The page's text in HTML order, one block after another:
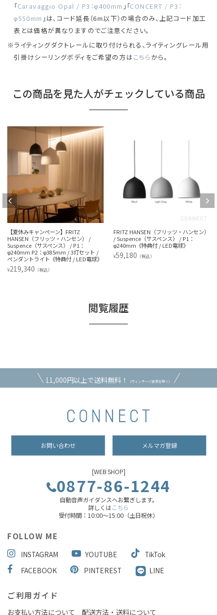
「Caravaggio Opal / P3：φ400mm 」「CONCERT / P3：
φ550mm 」 は、コード延長（6m以下）の場合のみ、上記コード加工
表とは価格が異なりますのでご注意ください。
ライティングダクトレールに取り付けられる、ライティングレール用
引掛けシーリングボディをご希望の方はこちら から。
この商品を見た人がチェックしている商品
【夏休みキャンペーン】FRITZ
HANSEN（フリッツ・ハンセン） /
Suspence（サスペンス） / P1：
φ240mm P2：φ385mm / 3灯セット /
ペンダントライト《特典付 / LED電球》
¥219,340 （税込）
FRITZ HANSEN（フリッツ・ハンセン）
/ Suspence（サスペンス） / P1：
φ240mm《特典付 / LED電球》
¥59,180 （税込）
閲覧履歴
11,000円以上で送料無料！ （ヴィンテージ家具を除く）
お問い合わせ メルマガ登録
[WEB SHOP]
0877-86-1244
自動音声ガイダンスへお繋ぎします。
詳しくはこちら
受付時間：10:00～15:00（土日祝休）
FOLLOW ME
INSTAGRAM YOUTUBE
TikTok
FACEBOOK
PINTEREST LINE
ご利用ガイド
お支払い方法について 配送方法・送料について